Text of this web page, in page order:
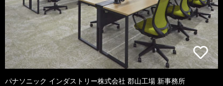
パナソニック インダストリー株式会社 郡山工場 新事務所